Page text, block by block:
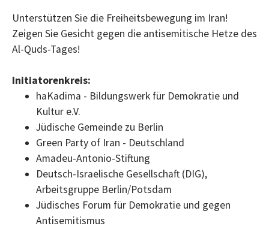
Unterstützen Sie die Freiheitsbewegung im Iran!
Zeigen Sie Gesicht gegen die antisemitische Hetze des
Al-Quds-Tages!
Initiatorenkreis:
haKadima - Bildungswerk für Demokratie und
Kultur e.V.
Jüdische Gemeinde zu Berlin
Green Party of Iran - Deutschland
Amadeu-Antonio-Stiftung
Deutsch-Israelische Gesellschaft (DIG),
Arbeitsgruppe Berlin/Potsdam
Jüdisches Forum für Demokratie und gegen
Antisemitismus